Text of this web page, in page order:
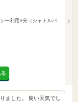
ー利用3分（シャトルバ
ました。 良い天気でし